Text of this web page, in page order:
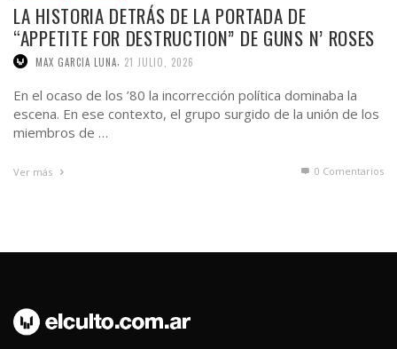
LA HISTORIA DETRÁS DE LA PORTADA DE
“APPETITE FOR DESTRUCTION” DE GUNS N’ ROSES
MAX GARCIA LUNA 21 JULIO, 2026
En el ocaso de los ’80 la incorrección política dominaba la
escena. En ese contexto, el grupo surgido de la unión de los
miembros de …
Ver más 0 Comentarios